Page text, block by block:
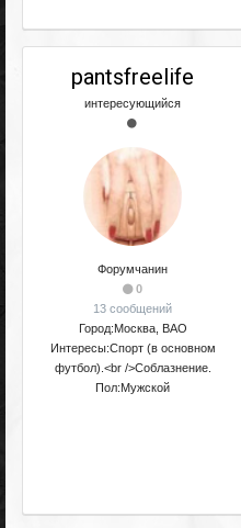
pantsfreelife
интересующийся
Форумчанин
0
13 сообщений
Город:Москва, ВАО
Интересы:Спорт (в основном
футбол).<br />Соблазнение.
Пол:Мужской